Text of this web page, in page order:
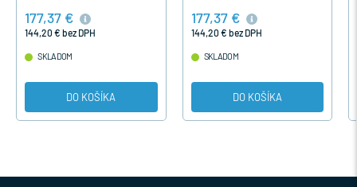
čistého V- strihu.
177,37 €
144,20 € bez DPH
SKLADOM
DO KOŠÍKA
čistého V- strihu.
177,37 €
144,20 € bez DPH
SKLADOM
DO KOŠÍKA